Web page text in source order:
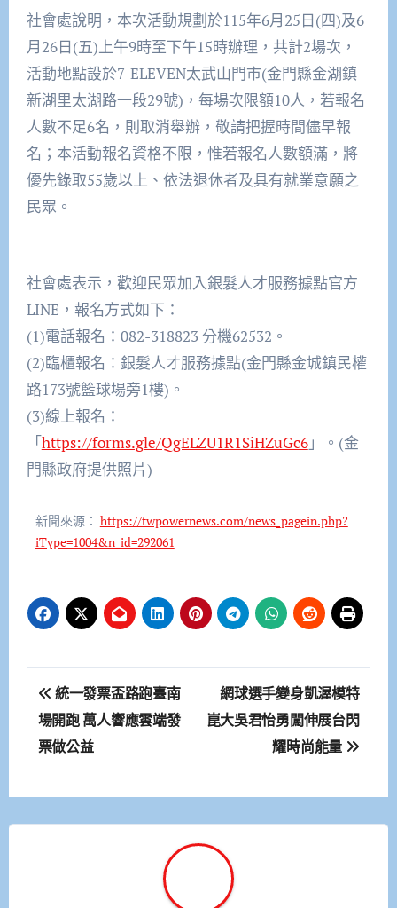
社會處說明，本次活動規劃於115年6月25日(四)及6
月26日(五)上午9時至下午15時辦理，共計2場次，
活動地點設於7-ELEVEN太武山門市(金門縣金湖鎮
新湖里太湖路一段29號)，每場次限額10人，若報名
人數不足6名，則取消舉辦，敬請把握時間儘早報
名；本活動報名資格不限，惟若報名人數額滿，將
優先錄取55歲以上、依法退休者及具有就業意願之
民眾。
社會處表示，歡迎民眾加入銀髮人才服務據點官方
LINE，報名方式如下：
(1)電話報名：082-318823 分機62532。
(2)臨櫃報名：銀髮人才服務據點(金門縣金城鎮民權
路173號籃球場旁1樓)。
(3)線上報名：
「https://forms.gle/QgELZU1R1SiHZuGc6」。(金
門縣政府提供照片)
新聞來源： https://twpowernews.com/news_pagein.php?
iType=1004&n_id=292061
文
章
導
覽
統一發票盃路跑臺南
場開跑 萬人響應雲端發
票做公益
網球選手變身凱渥模特
崑大吳君怡勇闖伸展台閃
耀時尚能量